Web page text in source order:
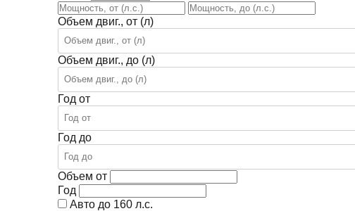
Объем двиг., от (л)
Объем двиг., до (л)
Год от
Год до
Объем от
Год
Авто до 160 л.с.